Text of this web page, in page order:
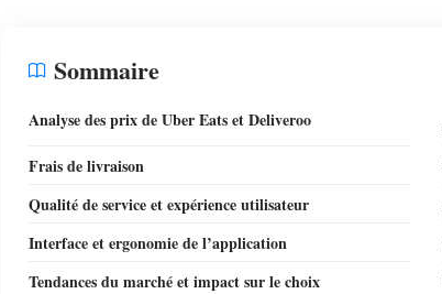
Sommaire
Analyse des prix de Uber Eats et Deliveroo
Frais de livraison
Qualité de service et expérience utilisateur
Interface et ergonomie de l’application
Tendances du marché et impact sur le choix